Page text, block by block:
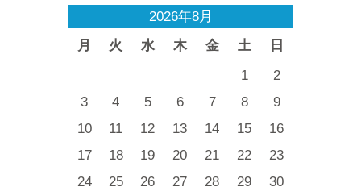
2026年8月
月
火 水 木 金 土 日
1
2
3
4 5 6 7 8
9
10
11 12 13 14 15
16
17
18 19 20 21 22
23
24
25 26 27 28 29
30